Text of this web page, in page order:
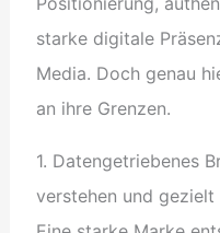
starke digitale
Media. Doch genau
an ihre Grenzen.
1. Datengetriebenes
verstehen und gezielt